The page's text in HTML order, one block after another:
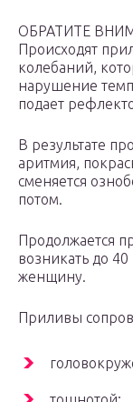
ОБРАТИТЕ
Происходят
колебаний,
нарушение
подает
В результате
аритмия,
сменяется
потом.
Продолжается
возникать до
женщину.
Приливы